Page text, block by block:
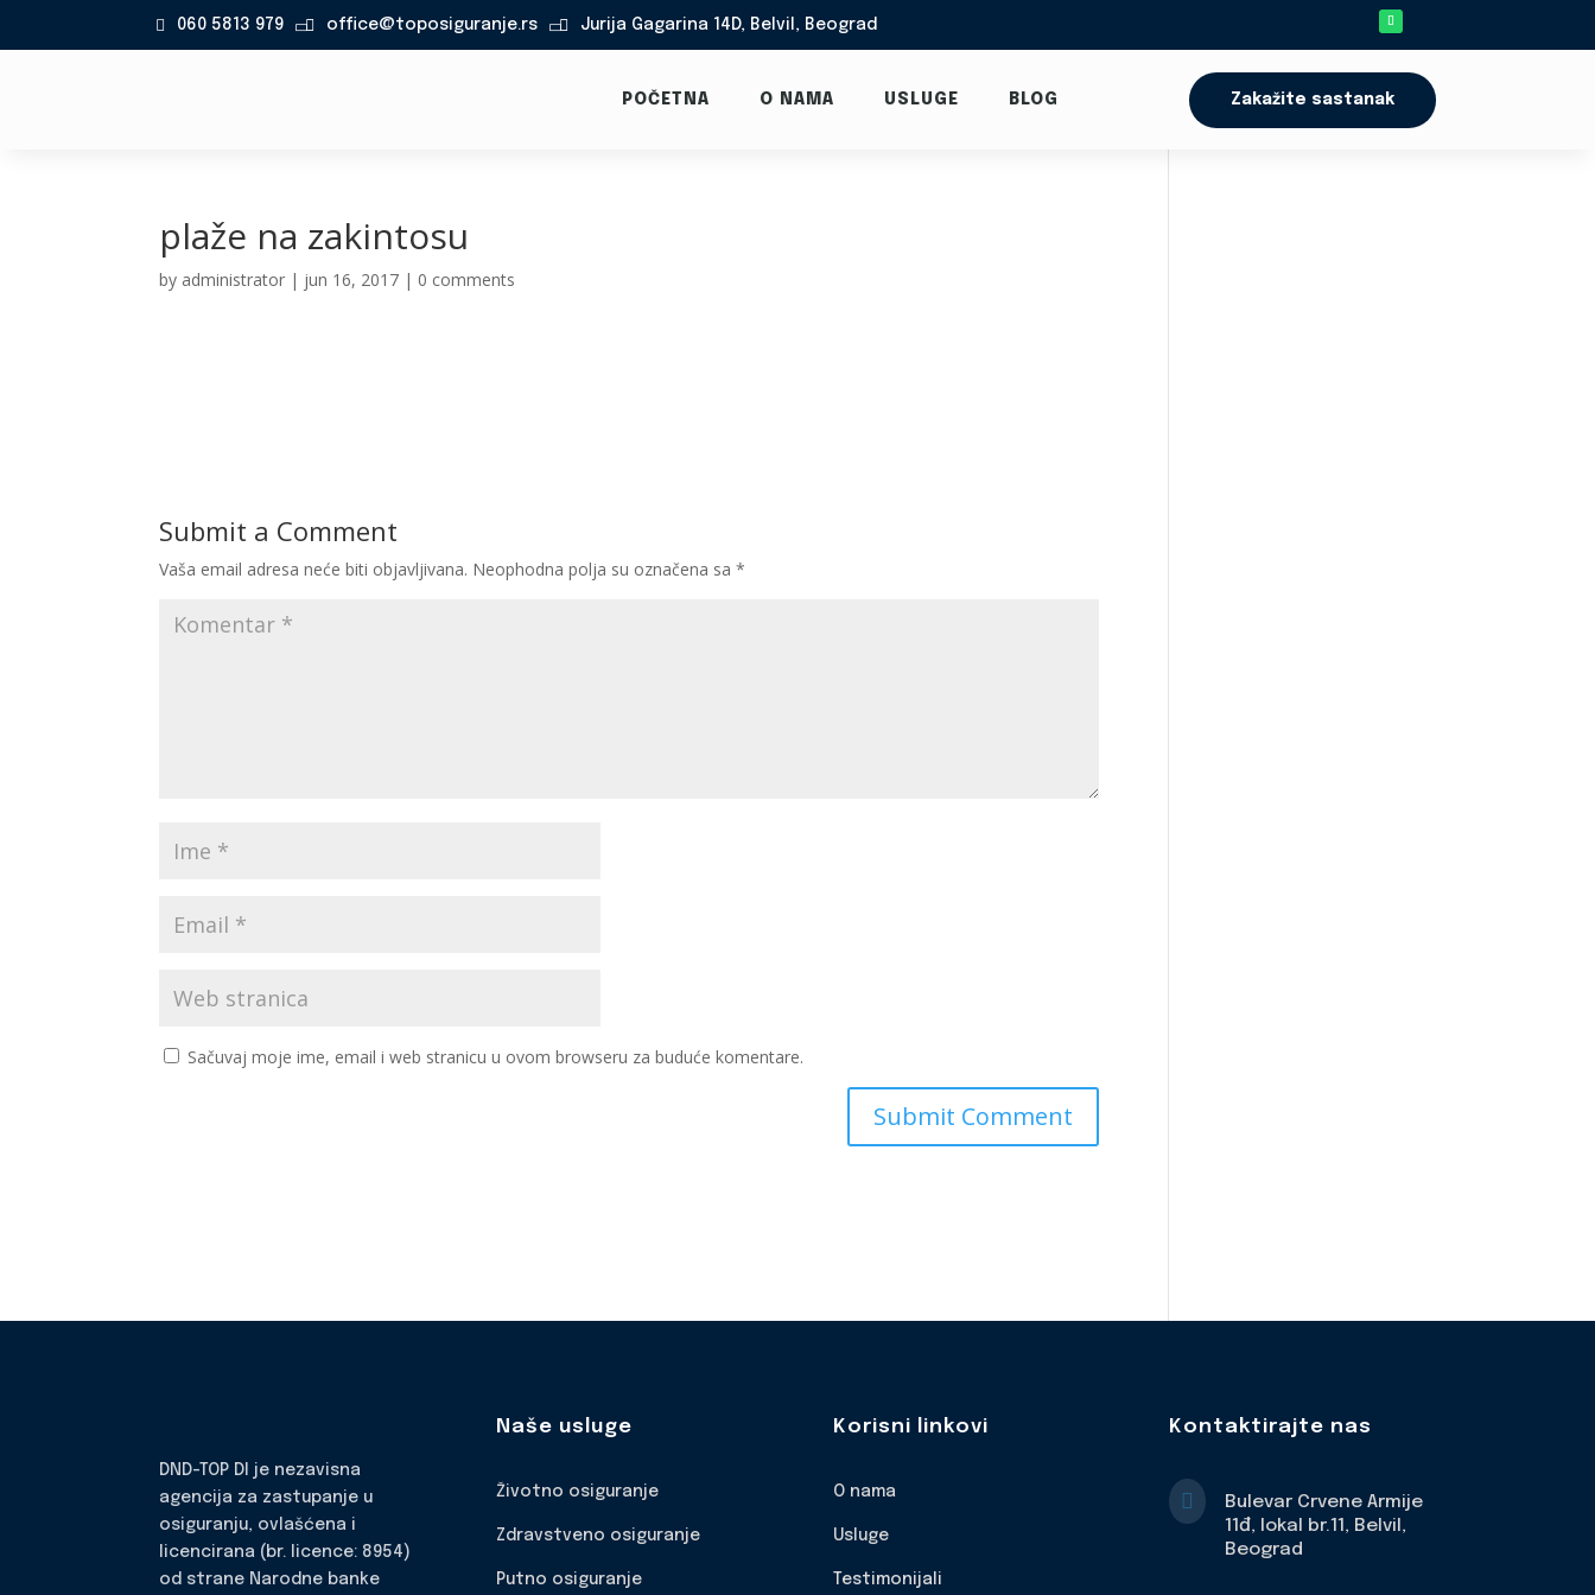
060 5813 979  office@toposiguranje.rs  Jurija Gagarina 14D, Belvil, Beograd
POČETNA O NAMA USLUGE BLOG Zakažite sastanak
plaže na zakintosu
by administrator | jun 16, 2017 | 0 comments
Submit a Comment
Vaša email adresa neće biti objavljivana. Neophodna polja su označena sa*
Sačuvaj moje ime, email i web stranicu u ovom browseru za buduće komentare.
DND-TOP DI je nezavisna
agencija za zastupanje u
osiguranju, ovlašćena i
licencirana (br. licence: 8954)
od strane Narodne banke
Naše usluge
Životno osiguranje
Zdravstveno osiguranje
Putno osiguranje
Korisni linkovi
O nama
Usluge
Testimonijali
Kontaktirajte nas

Bulevar Crvene Armije
11đ, lokal br.11, Belvil,
Beograd